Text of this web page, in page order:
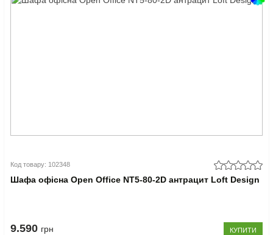
Код товару: 102348
Шафа офісна Open Office NT5-80-2D антрацит Loft Design
9.590 грн КУПИТИ